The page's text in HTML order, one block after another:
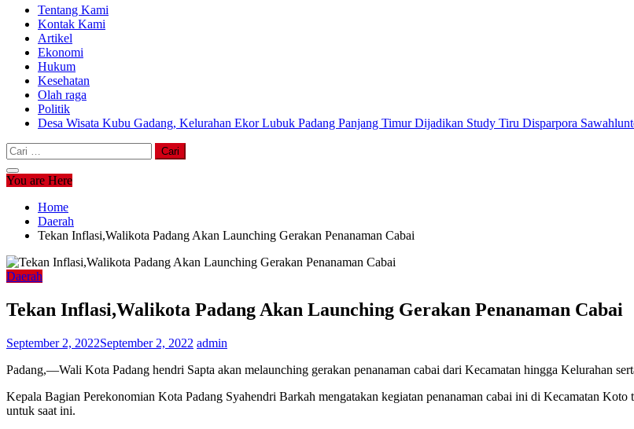
Tentang Kami
Kontak Kami
Artikel
Ekonomi
Hukum
Kesehatan
Olah raga
Politik
Desa Wisata Kubu Gadang, Kelurahan Ekor Lubuk Padang Panjang Timur Dijadikan Study Tiru Disparpora
Cari
untuk:
You are Here
Home
Daerah
Tekan Inflasi,Walikota Padang Akan Launching Gerakan Penanaman Cabai
Daerah
Tekan Inflasi,Walikota Padang Akan Launching Gerakan Penanaman Cabai
September 2, 2022September 2, 2022 admin
Padang,—Wali Kota Padang hendri Sapta akan melaunching gerakan penanaman cabai dari Kecamatan hingga Kelurahan
Kepala Bagian Perekonomian Kota Padang Syahendri Barkah mengatakan kegiatan penanaman cabai ini di Kecamatan
untuk saat ini.